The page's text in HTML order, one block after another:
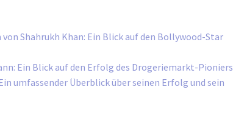
Shahrukh Khan: Ein Blick auf den Bollywood-Star
Ein Blick auf den Erfolg des Drogeriemarkt-Pioniers
umfassender Überblick über seinen Erfolg und sein